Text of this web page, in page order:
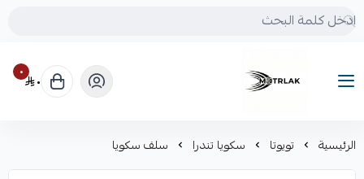
Motrlak
٠ ٠
الرئيسية تويوتا سكويا تندرا سلف سكويا